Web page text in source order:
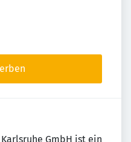
GmbH ist ein